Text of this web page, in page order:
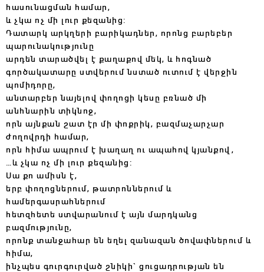
հասունացման համար,
և չկա ոչ մի լուր քեզանից:
Դատարկ արկղերի բարիկադներ, որոնց բարեբեր
պարունակությունը
արդեն տարածվել է քաղաքով մեկ, և հոգնած
գործակատարը ստվերում նստած ուտում է վերջին
պոմիդորը,
անտարբեր նայելով փողոցի կեսը բռնած մի
անհնարին տիկնոջ,
որն այնքան շատ էր մի փոքրիկ, բազմաչարչար
ժողովրդի համար,
որն հիմա ապրում է խաղաղ ու ապահով կյանքով,
…և չկա ոչ մի լուր քեզանից:
Սա քո ամիսն է,
երբ փողոցներում, թատրոններում և
համերգասրահներում
հետզհետե ստվարանում է այն մարդկանց
բազմությունը,
որոնք տանջահար են եղել զանազան ծովափներում և
հիմա,
ինչպես գուրգուրված շնիկի` ցուցադրության են